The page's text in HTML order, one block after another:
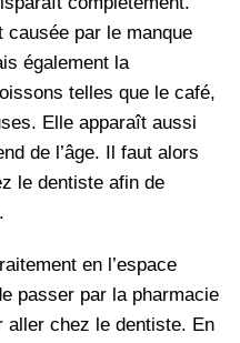
par le manque
également la
telles que le café,
Elle apparaît aussi
de l’âge. Il faut alors
le dentiste afin de
en l’espace
passer par la pharmacie
aller chez le dentiste. En